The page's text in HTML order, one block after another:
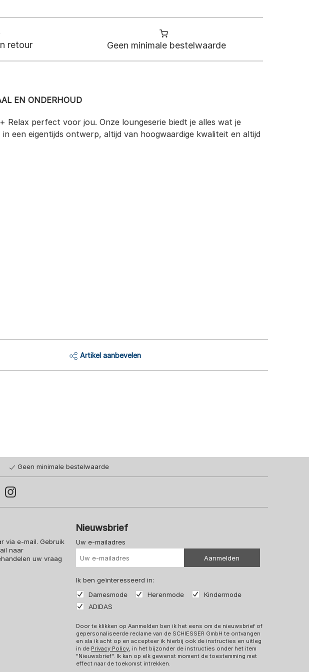
retour Geen minimale bestelwaarde
Relax perfect voor jou. Onze loungeserie biedt je alles wat je
een eigentijds ontwerp, altijd van hoogwaardige kwaliteit en altijd
EN ONDERHOUD
Artikel aanbevelen
Geen minimale bestelwaarde
via e-mail. Gebruik
naar
uw vraag
Nieuwsbrief
Uw e-mailadres
Aanmelden
Ik ben geïnteresseerd in:
Damesmode
Herenmode
Kindermode
ADIDAS
Door te klikken op Aanmelden ben ik het eens om de nieuwsbrief of
gepersonaliseerde reclame van de SCHIESSER GmbH te ontvangen
en sla ik acht op en accepteer ik hierbij ook de instructies en uitleg
in de Privacy Policy, in het bijzonder de instructies onder het item
"Nieuwsbrief". Ik kan op elk gewenst moment de toestemming met
effect naar de toekomst intrekken.